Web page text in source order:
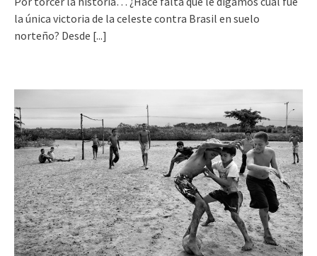
la única victoria de la celeste contra Brasil en suelo
norteño? Desde [...]